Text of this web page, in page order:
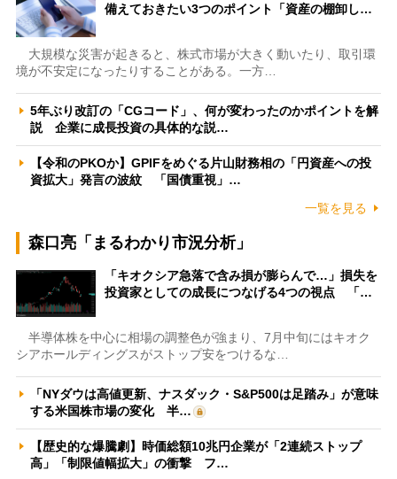
備えておきたい3つのポイント「資産の棚卸し…
大規模な災害が起きると、株式市場が大きく動いたり、取引環
境が不安定になったりすることがある。一方…
5年ぶり改訂の「CGコード」、何が変わったのかポイントを解
説 企業に成長投資の具体的な説…
【令和のPKOか】GPIFをめぐる片山財務相の「円資産への投
資拡大」発言の波紋 「国債重視」…
一覧を見る
森口亮「まるわかり市況分析」
「キオクシア急落で含み損が膨らんで…」損失を
投資家としての成長につなげる4つの視点 「…
半導体株を中心に相場の調整色が強まり、7月中旬にはキオク
シアホールディングスがストップ安をつけるな…
「NYダウは高値更新、ナスダック・S&P500は足踏み」が意味
する米国株市場の変化 半…
【歴史的な爆騰劇】時価総額10兆円企業が「2連続ストップ
高」「制限値幅拡大」の衝撃 フ…